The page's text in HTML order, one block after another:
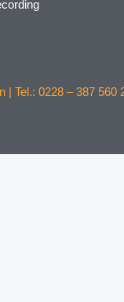
Tel.: 0228 – 387 560